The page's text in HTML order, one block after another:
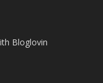
Bloglovin